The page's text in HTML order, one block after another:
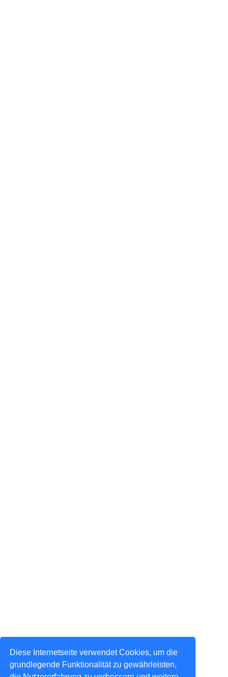
Diese Internetseite verwendet Cookies, um die
grundlegende Funktionalität zu gewährleisten,